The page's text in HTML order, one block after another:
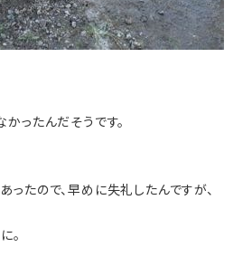
ったんだそうです。
たので、早めに失礼したんですが、
。